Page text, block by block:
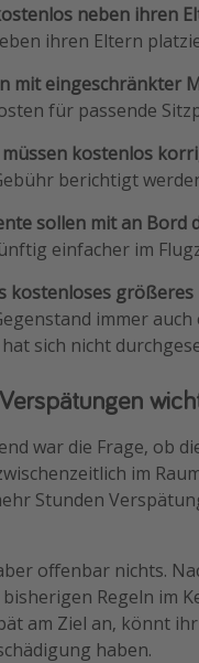
neben ihren
ihren Eltern
mit eingeschränkter
für passende
kostenlos
berichtigt
sollen mit an Bord
einfacher im
kostenloses größeres
immer
sich nicht
war die Frage, ob
im
Stunden
offenbar nichts.
Regeln im
am Ziel an, könnt
haben.